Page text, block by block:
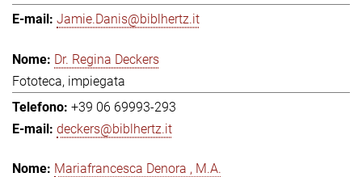
Jamie.Danis@biblhertz.it
Dr. Regina Deckers
Fototeca, impiegata
+39 06 69993-293
deckers@biblhertz.it
Mariafrancesca Denora , M.A.